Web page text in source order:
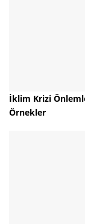
İklim Krizi
Örnekler